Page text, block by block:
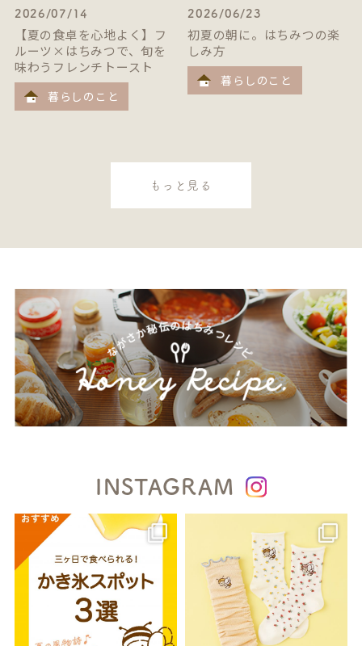
2026/07/14
【夏の食卓を心地よく】フ
ルーツ×はちみつで、旬を
味わうフレンチトースト
暮らしのこと
2026/06/23
初夏の朝に。はちみつの楽
しみ方
暮らしのこと
もっと見る
INSTAGRAM